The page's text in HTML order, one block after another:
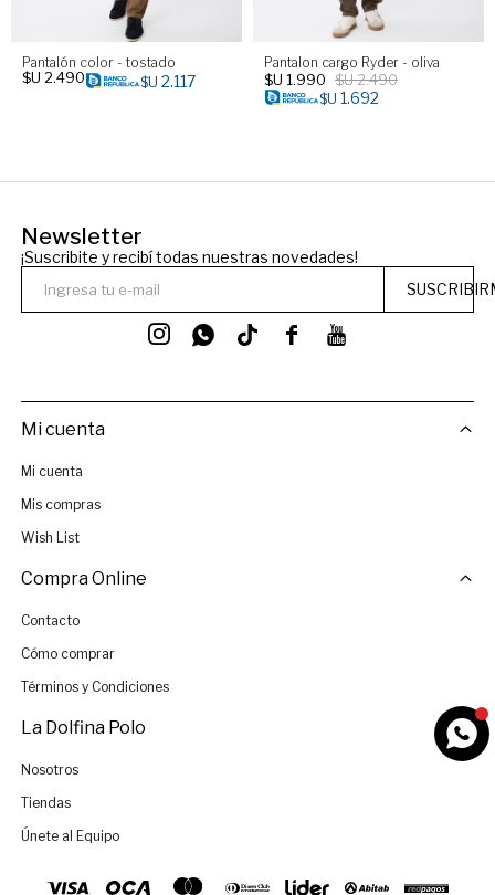
Pantalón color - tostado
$U 2.490 $U 2.117
Pantalon cargo Ryder - oliva
$U 1.990 $U2.490
$U 1.692
Newsletter
¡Suscribite y recibí todas nuestras novedades!
 
 
Mi cuenta
Mi cuenta
Mis compras
Wish List
Compra Online
Contacto
Cómo comprar
Términos y Condiciones
La Dolfina Polo
Nosotros
Tiendas
Únete al Equipo